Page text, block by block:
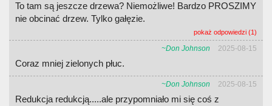
To tam są jeszcze drzewa? Niemożliwe! Bardzo PROSZIMY
nie obcinać drzew. Tylko gałęzie.
pokaż odpowiedzi (1)
~Don Johnson 2025-08-15
Coraz mniej zielonych płuc.
~Don Johnson 2025-08-15
Redukcja redukcją.....ale przypomniało mi się coś z